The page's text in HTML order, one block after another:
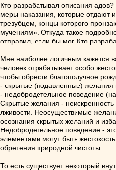
Кто разрабатывал описания
меры наказания, которые отдают
трезубцем, концы которого
мучениям». Откуда такое
отправил, если бы мог. Кто
Мне наиболее логичным кажется
человек отрабатывает особо
чтобы обрести благополучное
- скрытые (подавленные) желания
- недобродетельное поведение
Скрытые желания - неискренность
лживости. Неосуществимые
осознания скрытых желаний и
Недобродетельное поведение -
элементами могут быть
обретения природной чистоты.
То есть существует некоторый